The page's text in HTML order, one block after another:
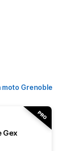
moto Grenoble
Gex